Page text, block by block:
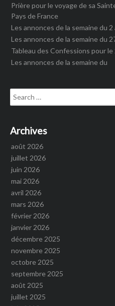
Prière pour le voyage de sa
Pays de France
Les annonces de la semaine du
Les annonces de la semaine du
Tableau des Confessions pour
Les annonces de la semaine du
Search
for:
Archives
août 2026
juillet 2026
juin 2026
mai 2026
avril 2026
mars 2026
février 2026
janvier 2026
décembre 2025
novembre 2025
octobre 2025
septembre 2025
août 2025
juillet 2025